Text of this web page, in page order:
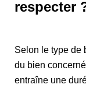
respecter
Selon le type de
du bien
entraîne une